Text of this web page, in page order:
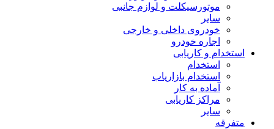
موتورسیکلت و لوازم جانبی
سایر
خودروی داخلی و خارجی
اجاره خودرو
استخدام و کاریابی
استخدام
استخدام بازاریاب
آماده به کار
مراکز کاریابی
سایر
متفرقه